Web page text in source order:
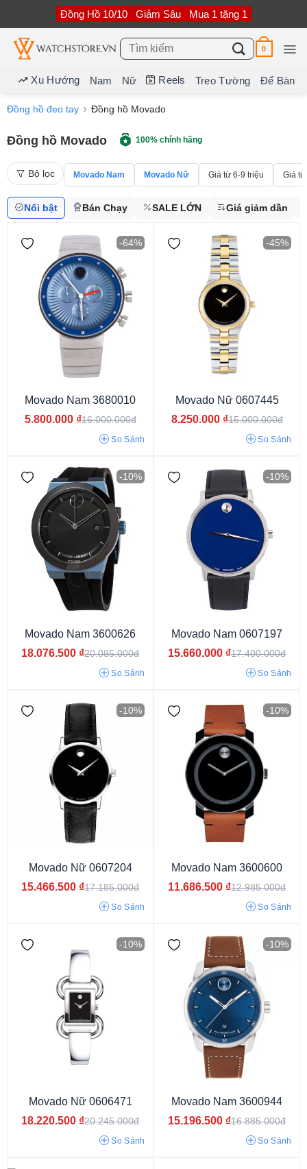
nội
dung
Đồng Hồ 10/10 Giảm Sâu Mua 1 tặng 1
Tìm
kiếm:
0
Xu Hướng Nam Nữ Reels Treo Tường Để Bàn
Đồng hồ đeo tay Đồng hồ Movado
Đồng hồ Movado 100% chính hãng
Bộ lọc
Từ 3 - 6 triệu Từ 6 - 9 triệu Từ 9 - 15 triệu Từ 15 - 30 triệu
Từ 50 - 80 triệu
Unisex
Movado Nam Movado Nữ Giá từ 6-9 triệu Giá
Nổi bật Bán Chạy SALE LỚN Giá giảm dần
-64%
Movado Nam 3680010
5.800.000 ₫16.000.000đ
So Sánh
-45%
Movado Nữ 0607445
8.250.000 ₫15.000.000đ
So Sánh
-10%
Movado Nam 3600626
18.076.500 ₫20.085.000đ
So Sánh
-10%
Movado Nam 0607197
15.660.000 ₫17.400.000đ
So Sánh
-10%
Movado Nữ 0607204
15.466.500 ₫17.185.000đ
So Sánh
-10%
Movado Nam 3600600
11.686.500 ₫12.985.000đ
So Sánh
-10%
Movado Nữ 0606471
18.220.500 ₫20.245.000đ
So Sánh
-10%
Movado Nam 3600944
15.196.500 ₫16.885.000đ
So Sánh